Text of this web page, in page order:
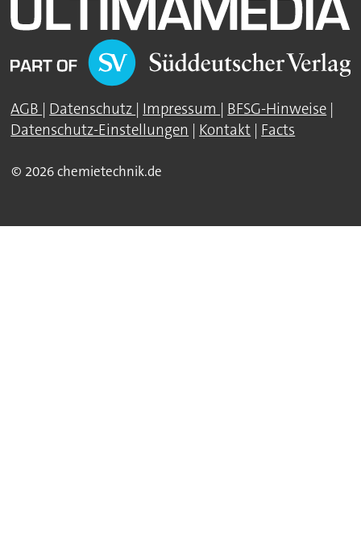
AGB | Datenschutz | Impressum | BFSG-Hinweise |
Datenschutz-Einstellungen | Kontakt | Facts
© 2026 chemietechnik.de